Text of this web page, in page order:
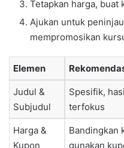
Tetapkan harga, buat
Ajukan untuk
mempromosikan
Elemen
Judul &
Subjudul
Spesifik,
terfokus
Harga &
Kupon
Bandingkan
gunakan